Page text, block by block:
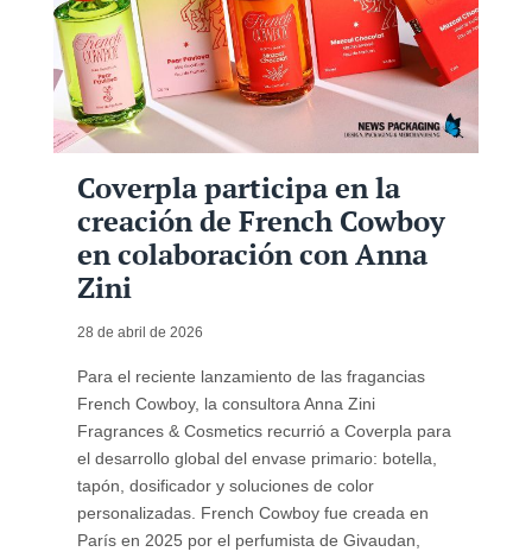
Coverpla participa en la
creación de French Cowboy
en colaboración con Anna
Zini
28 de abril de 2026
Para el reciente lanzamiento de las fragancias
French Cowboy, la consultora Anna Zini
Fragrances & Cosmetics recurrió a Coverpla para
el desarrollo global del envase primario: botella,
tapón, dosificador y soluciones de color
personalizadas. French Cowboy fue creada en
París en 2025 por el perfumista de Givaudan,